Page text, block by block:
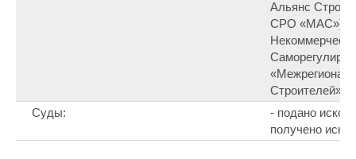
Альянс
СРО «МАС»)
Строителей»
Суды:
- подано
получено